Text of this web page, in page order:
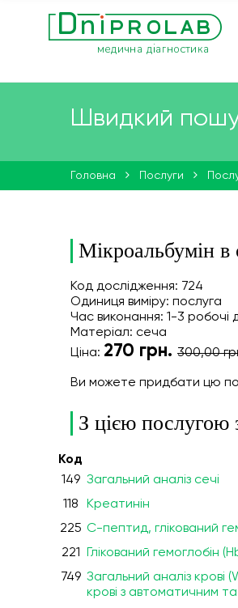
Швидкий
Головна Послуги
Мікроальбумін в
Код дослідження: 724
Одиниця виміру: послуга
Час виконання: 1-3 робочі
Матеріал: сеча
Ціна: 270 грн. 300,00
Ви можете придбати цю
З цією послугою
Код
149 Загальний аналіз сечі
118 Креатинін
225 С-пептид, глікований
221 Глікований гемоглобін
749 Загальний аналіз
крові з автоматичним